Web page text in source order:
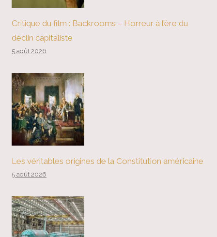
Critique du film : Backrooms – Horreur à l’ère du
déclin capitaliste
5 août 2026
Les véritables origines de la Constitution américaine
5 août 2026